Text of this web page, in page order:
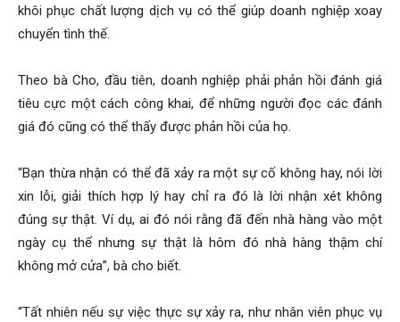
khôi phục chất lượng dịch vụ có thể giúp doanh nghiệp xoay
chuyển tình thế.
Theo bà Cho, đầu tiên, doanh nghiệp phải phản hồi đánh giá
tiêu cực một cách công khai, để những người đọc các đánh
giá đó cũng có thể thấy được phản hồi của họ.
“Bạn thừa nhận có thể đã xảy ra một sự cố không hay, nói lời
xin lỗi, giải thích hợp lý hay chỉ ra đó là lời nhận xét không
đúng sự thật. Ví dụ, ai đó nói rằng đã đến nhà hàng vào một
ngày cụ thể nhưng sự thật là hôm đó nhà hàng thậm chí
không mở cửa”, bà cho biết.
“Tất nhiên nếu sự việc thực sự xảy ra, như nhân viên phục vụ